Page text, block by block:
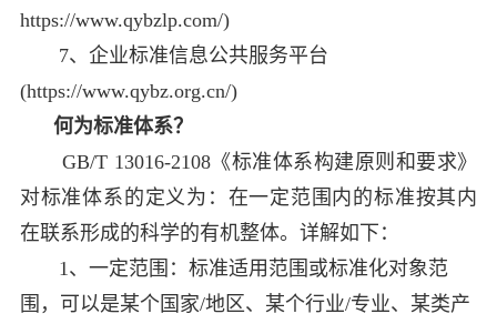
https://www.qybzlp.com/)
7、企业标准信息公共服务平台
(https://www.qybz.org.cn/)
何为标准体系？
GB/T 13016-2108《标准体系构建原则和要求》
对标准体系的定义为：在一定范围内的标准按其内
在联系形成的科学的有机整体。详解如下：
1、一定范围：标准适用范围或标准化对象范
围，可以是某个国家/地区、某个行业/专业、某类产